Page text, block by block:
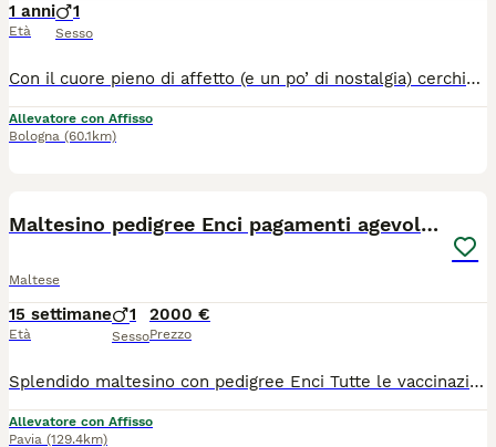
1 anni
Età
1
Sesso
Con il cuore pieno di affetto (e un po’ di nostalgia) cerchiamo per il nostro dolcissimo Maltese una famiglia speciale che lo ami davvero. 💖 Inizialmente pensato come futuro papà dei nostri cuccioli, la vita ha deciso per noi un’altra strada… e ora il nostro piccolo merita di trovare una casa tutta sua, piena di carezze, coccole e sorrisi. ✨ Chi è lui: Razza: Maltese Età: 11 mesi Carattere: un tesoro di cane, dolce, socievole e affettuoso. Ama il contatto umano e sa donare amore in ogni sguardo. È il compagno perfetto per chi vuole un amico fedele e tenero. Salute: ottima! Vaccinazioni complete, microchip, sverminazioni, libretto sanitario e pedigree ENCI. 📍 Dove si trova: Solarolo (RA), vicino a Imola 📞 Contatti:3386303108 💰 È richiesto un rimborso spese Il nostro sogno più grande è che trovi qualcuno che lo ami come noi lo amiamo, una famiglia che sappia riempire la sua vita di carezze, giochi e calore. 🐾❤️
Allevatore con Affisso
Bologna (60.1km)
Maltesino pedigree Enci pagamenti agevolati
Maltese
15 settimane
Età
1
Sesso
2000 €
Prezzo
Splendido maltesino con pedigree Enci Tutte le vaccinazioni abitudine al grooming ed alla traversina Carattere stupendo Per info 3385875020
Allevatore con Affisso
Pavia (129.4km)